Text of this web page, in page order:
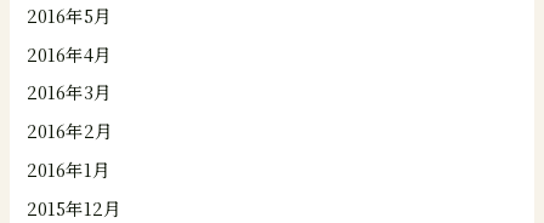
2016年5月
2016年4月
2016年3月
2016年2月
2016年1月
2015年12月